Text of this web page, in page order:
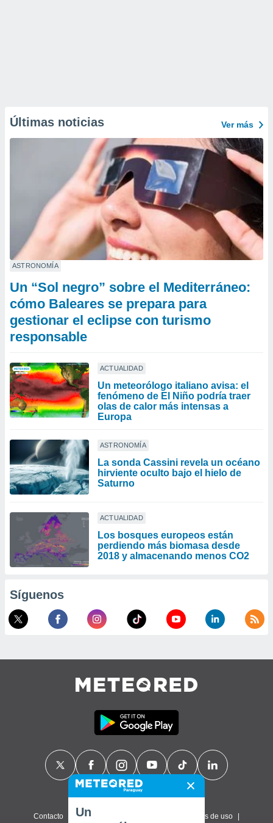
Últimas noticias Ver más
ASTRONOMÍA
Un “Sol negro” sobre el Mediterráneo:
cómo Baleares se prepara para
gestionar el eclipse con turismo
responsable
ACTUALIDAD
Un meteorólogo italiano avisa: el
fenómeno de El Niño podría traer
olas de calor más intensas a
Europa
ASTRONOMÍA
La sonda Cassini revela un océano
hirviente oculto bajo el hielo de
Saturno
ACTUALIDAD
Los bosques europeos están
perdiendo más biomasa desde
2018 y almacenando menos CO2
Síguenos
Contacto Sobre nosotros Términos de uso
Un